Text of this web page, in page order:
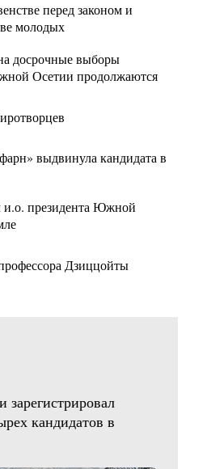
перед законом и
молодых
досрочные выборы
Осетии продолжаются
выдвинула кандидата в
президента Южной
Дзиццойты
кандидатов в